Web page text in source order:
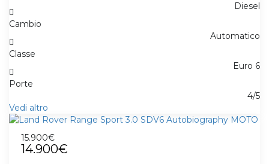
Diesel
Cambio
Automatico
Classe
Euro 6
Porte
4/5
Vedi altro
15.900€
14.900€